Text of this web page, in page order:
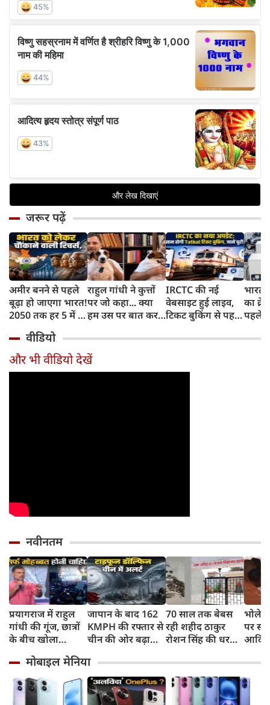
जरूर पढ़ें
अमीर बनने से पहले
बूढ़ा हो जाएगा भारत!
2050 तक हर 5 में 1
साल से ज्यादा उम्र का
राहुल गांधी ने कुत्तों
पर जो कहा... क्या
हम उस पर बात कर
IRCTC की नई
वेबसाइट हुई लाइव,
टिकट बुकिंग से पहले
काम, जानें पूरा
भारत
का
पहले
और
वीडियो
और भी वीडियो देखें
नवीनतम
प्रयागराज में राहुल
गांधी की गूंज, छात्रों
के बीच खोला
दरवाजों' का सच
जापान के बाद 162
KMPH की रफ्तार से
चीन की ओर बढ़ा
में अलर्ट, बंदरगाह,
स्कूल बंद, उड़ानें रद्द
70 साल तक बेबस
रही शहीद ठाकुर
रोशन सिंह की धरती,
मिटा दिया तीन
पीढ़ियों का दर्द
पर
मोबाइल मेनिया